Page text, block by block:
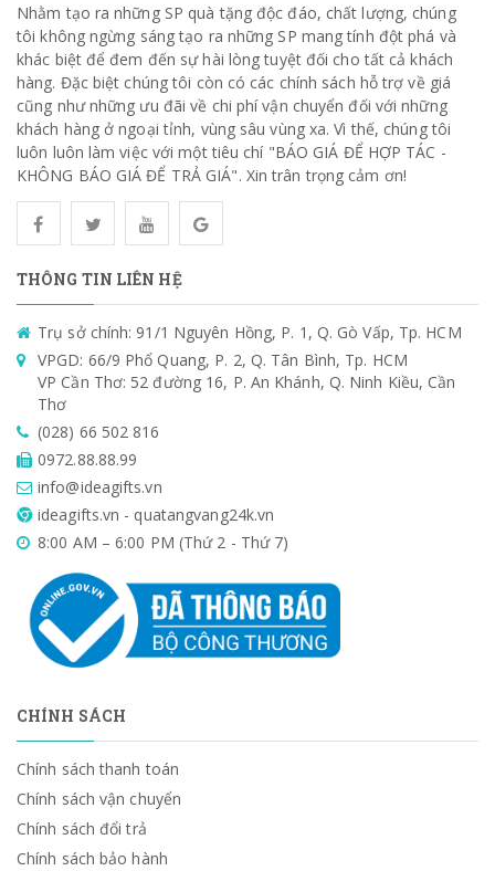
Nhằm tạo ra những SP quà tặng độc đáo, chất lượng, chúng
tôi không ngừng sáng tạo ra những SP mang tính đột phá và
khác biệt để đem đến sự hài lòng tuyệt đối cho tất cả khách
hàng. Đặc biệt chúng tôi còn có các chính sách hỗ trợ về giá
cũng như những ưu đãi về chi phí vận chuyển đối với những
khách hàng ở ngoại tỉnh, vùng sâu vùng xa. Vì thế, chúng tôi
luôn luôn làm việc với một tiêu chí "BÁO GIÁ ĐỂ HỢP TÁC -
KHÔNG BÁO GIÁ ĐỂ TRẢ GIÁ". Xin trân trọng cảm ơn!
THÔNG TIN LIÊN HỆ
Trụ sở chính: 91/1 Nguyên Hồng, P. 1, Q. Gò Vấp, Tp. HCM
VPGD: 66/9 Phổ Quang, P. 2, Q. Tân Bình, Tp. HCM
VP Cần Thơ: 52 đường 16, P. An Khánh, Q. Ninh Kiều, Cần
Thơ
(028) 66 502 816
0972.88.88.99
info@ideagifts.vn
ideagifts.vn - quatangvang24k.vn
8:00 AM – 6:00 PM (Thứ 2 - Thứ 7)
CHÍNH SÁCH
Chính sách thanh toán
Chính sách vận chuyển
Chính sách đổi trả
Chính sách bảo hành